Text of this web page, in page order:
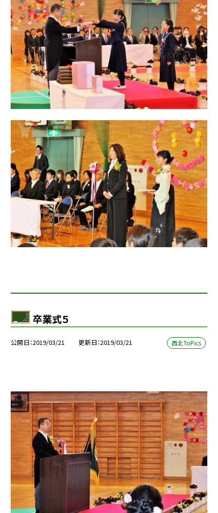
卒業式５
公開日 2019/03/21 更新日 2019/03/21 西北ToPics